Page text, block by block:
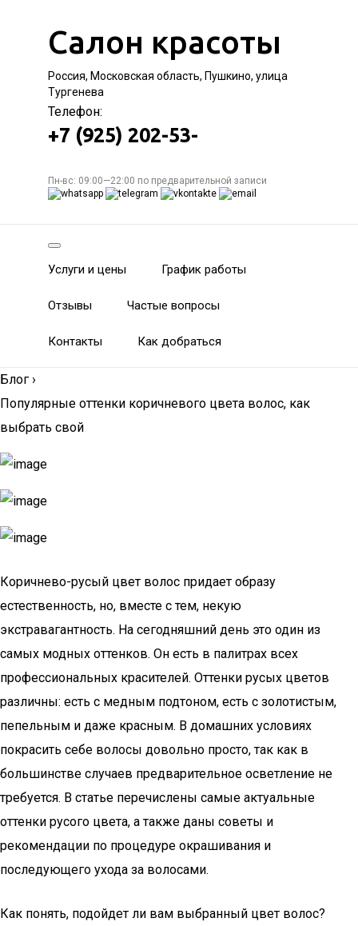
Салон красоты
Россия, Московская область, Пушкино, улица
Тургенева
Телефон:
+7 (925) 202-53-
Пн-вс: 09:00—22:00 по предварительной записи
Услуги и цены График работы
Отзывы Частые вопросы
Контакты Как добраться
Блог ›
Популярные оттенки коричневого цвета волос, как
выбрать свой
Коричнево-русый цвет волос придает образу
естественность, но, вместе с тем, некую
экстравагантность. На сегодняшний день это один из
самых модных оттенков. Он есть в палитрах всех
профессиональных красителей. Оттенки русых цветов
различны: есть с медным подтоном, есть с золотистым,
пепельным и даже красным. В домашних условиях
покрасить себе волосы довольно просто, так как в
большинстве случаев предварительное осветление не
требуется. В статье перечислены самые актуальные
оттенки русого цвета, а также даны советы и
рекомендации по процедуре окрашивания и
последующего ухода за волосами.
Как понять, подойдет ли вам выбранный цвет волос?